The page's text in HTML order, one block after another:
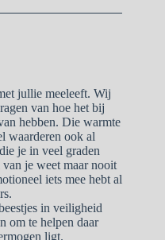
jullie meeleeft. Wij
van hoe het bij
hebben. Die warmte
waarderen ook al
je in veel graden
je weet maar nooit
iets mee hebt al
in veiligheid
om te helpen daar
ligt.